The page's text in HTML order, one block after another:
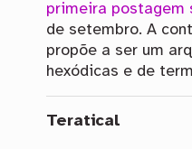
primeira postagem
de setembro. A
propõe a ser um
hexódicas e de
Teratical